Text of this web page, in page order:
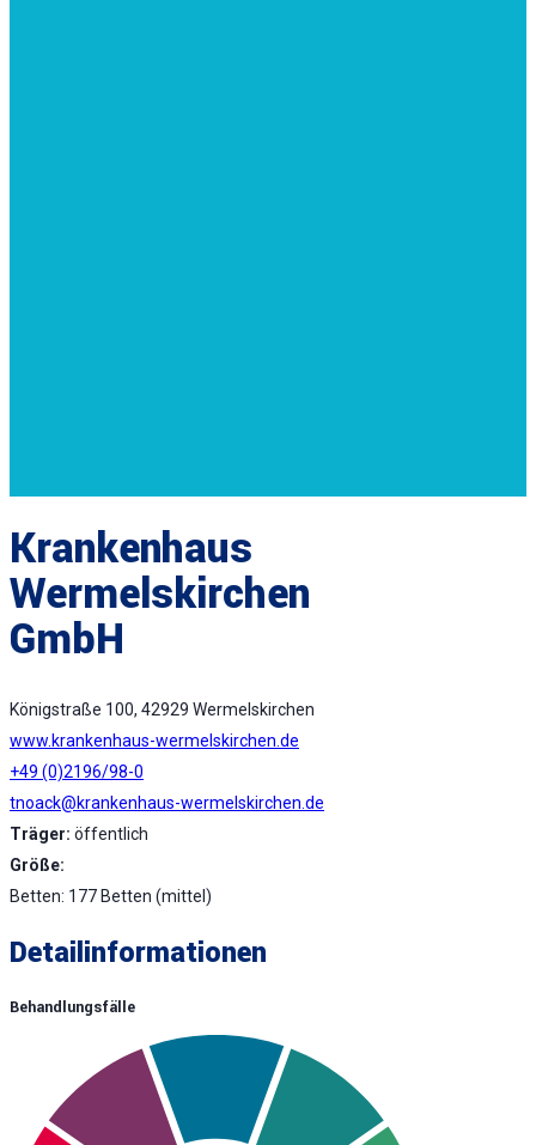
Krankenhaus
Wermelskirchen
GmbH
Königstraße 100, 42929 Wermelskirchen
www.krankenhaus-wermelskirchen.de
+49 (0)2196/98-0
tnoack@krankenhaus-wermelskirchen.de
Träger: öffentlich
Größe:
Betten: 177 Betten (mittel)
Detailinformationen
Behandlungsfälle